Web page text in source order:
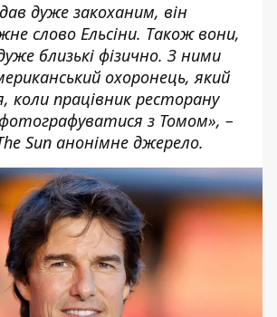
дуже закоханим, він
слово Ельсіни. Також вони,
близькі фізично. З ними
охоронець, який
коли працівник ресторану
з Томом», –
Sun анонімне джерело.